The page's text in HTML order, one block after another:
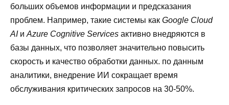
больших объемов информации и предсказания
проблем. Например, такие системы как Google Cloud
AIи Azure Cognitive Services активно внедряются в
базы данных, что позволяет значительно повысить
скорость и качество обработки данных. по данным
аналитики, внедрение ИИ сокращает время
обслуживания критических запросов на 30-50%.